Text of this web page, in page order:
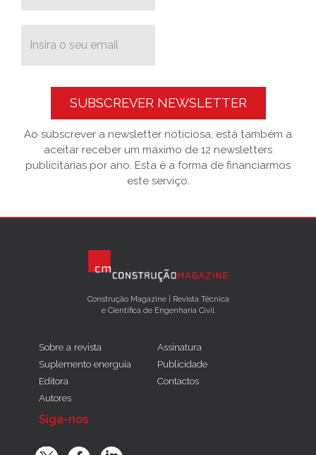
SUBSCREVER NEWSLETTER
Ao subscrever a newsletter noticiosa, está também a
aceitar receber um máximo de 12 newsletters
publicitárias por ano. Esta é a forma de financiarmos
este serviço.
Construção Magazine | Revista Técnica
e Científica de Engenharia Civil
Sobre a revista
Suplemento energuia
Editora
Autores
Assinatura
Publicidade
Contactos
Siga-nos